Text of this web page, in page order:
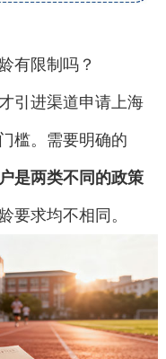
限制吗？
进渠道申请上海
槛。需要明确的
是两类不同的政策
要求均不相同。